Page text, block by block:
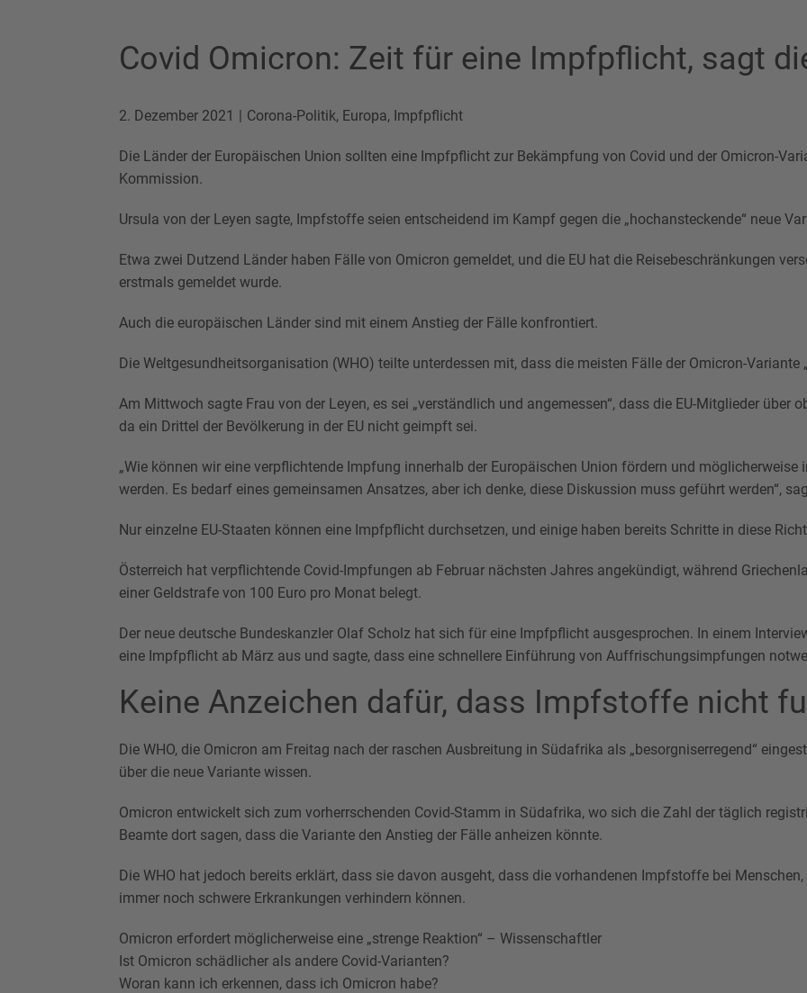
Covid Omicron: Zeit für eine Impfpflicht, sagt
2. Dezember 2021 Corona-Politik, Europa, Impfpflicht
Die Länder der Europäischen Union sollten eine Impfpflicht zur Bekämpfung von Covid und der Omicron-
Kommission.
Ursula von der Leyen sagte, Impfstoffe seien entscheidend im Kampf gegen die „hochansteckende“ neue
Etwa zwei Dutzend Länder haben Fälle von Omicron gemeldet, und die EU hat die Reisebeschränkungen
erstmals gemeldet wurde.
Auch die europäischen Länder sind mit einem Anstieg der Fälle konfrontiert.
Die Weltgesundheitsorganisation (WHO) teilte unterdessen mit, dass die meisten Fälle der Omicron-Variante
Am Mittwoch sagte Frau von der Leyen, es sei „verständlich und angemessen“, dass die EU-Mitglieder über
da ein Drittel der Bevölkerung in der EU nicht geimpft sei.
„Wie können wir eine verpflichtende Impfung innerhalb der Europäischen Union fördern und
werden. Es bedarf eines gemeinsamen Ansatzes, aber ich denke, diese Diskussion muss geführt werden“,
Nur einzelne EU-Staaten können eine Impfpflicht durchsetzen, und einige haben bereits Schritte in diese
Österreich hat verpflichtende Covid-Impfungen ab Februar nächsten Jahres angekündigt, während
einer Geldstrafe von 100 Euro pro Monat belegt.
Der neue deutsche Bundeskanzler Olaf Scholz hat sich für eine Impfpflicht ausgesprochen. In einem
eine Impfpflicht ab März aus und sagte, dass eine schnellere Einführung von Auffrischungsimpfungen
Keine Anzeichen dafür, dass Impfstoffe nicht
Die WHO, die Omicron am Freitag nach der raschen Ausbreitung in Südafrika als „besorgniserregend“
über die neue Variante wissen.
Omicron entwickelt sich zum vorherrschenden Covid-Stamm in Südafrika, wo sich die Zahl der täglich
Beamte dort sagen, dass die Variante den Anstieg der Fälle anheizen könnte.
Die WHO hat jedoch bereits erklärt, dass sie davon ausgeht, dass die vorhandenen Impfstoffe bei
immer noch schwere Erkrankungen verhindern können.
Omicron erfordert möglicherweise eine „strenge Reaktion“ – Wissenschaftler
Ist Omicron schädlicher als andere Covid-Varianten?
Woran kann ich erkennen, dass ich Omicron habe?